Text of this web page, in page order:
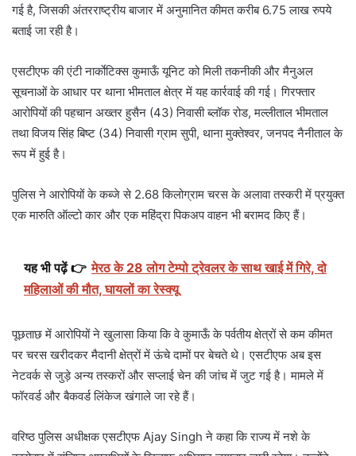
गई है, जिसकी अंतरराष्ट्रीय बाजार में अनुमानित कीमत करीब 6.75 लाख रुपये
बताई जा रही है।
एसटीएफ की एंटी नार्काेटिक्स कुमाऊँ यूनिट को मिली तकनीकी और मैनुअल
सूचनाओं के आधार पर थाना भीमताल क्षेत्र में यह कार्रवाई की गई। गिरफ्तार
आरोपियों की पहचान अख्तर हुसैन (43) निवासी ब्लॉक रोड, मल्लीताल भीमताल
तथा विजय सिंह बिष्ट (34) निवासी ग्राम सुपी, थाना मुक्तेश्वर, जनपद नैनीताल के
रूप में हुई है।
पुलिस ने आरोपियों के कब्जे से 2.68 किलोग्राम चरस के अलावा तस्करी में प्रयुक्त
एक मारुति ऑल्टो कार और एक महिंद्रा पिकअप वाहन भी बरामद किए हैं।
यह भी पढ़ें 👉 मेरठ के 28 लोग टेम्पो ट्रेवलर के साथ खाई में गिरे, दो
महिलाओं की मौत, घायलों का रेस्क्यू
पूछताछ में आरोपियों ने खुलासा किया कि वे कुमाऊँ के पर्वतीय क्षेत्रों से कम कीमत
पर चरस खरीदकर मैदानी क्षेत्रों में ऊंचे दामों पर बेचते थे। एसटीएफ अब इस
नेटवर्क से जुड़े अन्य तस्करों और सप्लाई चेन की जांच में जुट गई है। मामले में
फॉरवर्ड और बैकवर्ड लिंकेज खंगाले जा रहे हैं।
वरिष्ठ पुलिस अधीक्षक एसटीएफ Ajay Singh ने कहा कि राज्य में नशे के